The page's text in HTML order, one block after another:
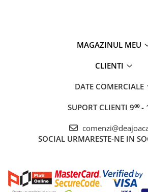
MAGAZINUL MEU
CLIENTI
DATE COMERCIALE
SUPORT CLIENTI 9⁰⁰ -
SOCIAL URMARESTE-NE IN